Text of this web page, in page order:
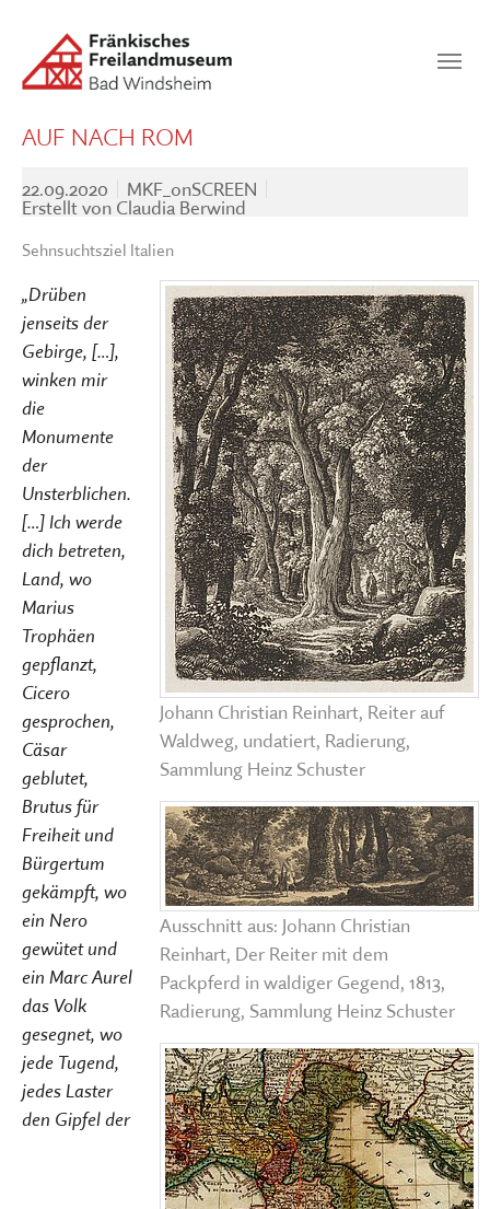
SUCHEN
AUF NACH ROM
22.09.2020
MKF_onSCREEN
Erstellt von Claudia Berwind
Sehnsuchtsziel Italien
Johann Christian Reinhart, Reiter auf
Waldweg, undatiert, Radierung,
Sammlung Heinz Schuster
Ausschnitt aus: Johann Christian
Reinhart, Der Reiter mit dem
Packpferd in waldiger Gegend, 1813,
Radierung, Sammlung Heinz Schuster
„Drüben
jenseits der
Gebirge, […],
winken mir
die
Monumente
der
Unsterblichen.
[…] Ich werde
dich betreten,
Land, wo
Marius
Trophäen
gepflanzt,
Cicero
gesprochen,
Cäsar
geblutet,
Brutus für
Freiheit und
Bürgertum
gekämpft, wo
ein Nero
gewütet und
ein Marc Aurel
das Volk
gesegnet, wo
jede Tugend,
jedes Laster
den Gipfel der